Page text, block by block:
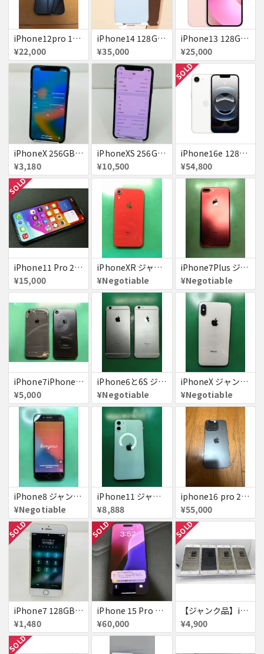
iPhone12pro 128GB ブルー 赤ロム
¥22,000
iPhone14 128GB Blue au 送料無料
¥35,000
iPhone13 128GB ピンク docomo 送料無料
¥25,000
iPhoneX 256GB 赤ロム au ジャンク スペースグレイ A1902 送料無料
¥3,180
iPhoneXS 256GB 赤ロム 超美品 SoftBank ジャンク スペースグレイ MTE02J/A 送料無料
¥10,500
SOLD
iPhone16e 128GB ホワイト 送料無料
¥54,800
SOLD
iPhone11 Pro 256GB ジャンク品
¥15,000
iPhoneXR ジャンク品
¥Negotiable
iPhone7Plus ジャンク品
¥Negotiable
iPhone7iPhone8ジャンク
¥5,000
iPhone6と6S ジャンク品
¥Negotiable
iPhoneX ジャンク品
¥Negotiable
iPhone8 ジャンク品
¥Negotiable
iPhone11 ジャンク
¥8,888
iphone16 pro 256gb ブラックチタニウム
¥55,000
SOLD
iPhone7 128GB 赤ロム SoftBank ジャンク ゴールド A1779 パスコード不明 送料無料
¥1,480
SOLD
iPhone 15 Pro 128GB ブラックチタニウム ネットワーク利用制限あり
¥60,000
SOLD
【ジャンク品】iPhone6s ４台セット
¥4,900
SOLD